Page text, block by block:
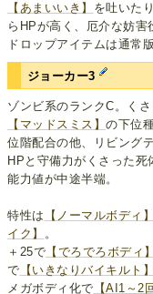
【あまいいき】 を吐いた
らHPが高く、厄介な妨害
ドロップアイテムは通常
ジョーカー3
ゾンビ系のランクC。く
【マッドスミス】の下位種
位階配合の他、リビング
HPと守備力がくさった
能力値が中途半端。
特性は 【ノーマルボディ】
イク】
。
＋25で 【でろでろボディ】
で 【いきなりバイキルト】
メガボディ化で 【AI1～2